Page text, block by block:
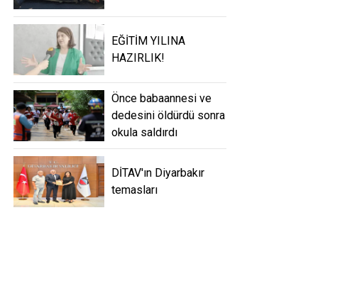
EĞİTİM YILINA
HAZIRLIK!
Önce babaannesi ve
dedesini öldürdü sonra
okula saldırdı
DİTAV'ın Diyarbakır
temasları